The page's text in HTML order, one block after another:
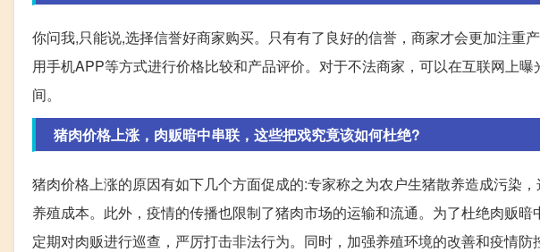
你问我,只能说,选择信誉好商家购买。只有有了良好的信誉，商家才会更加注重
用手机APP等方式进行价格比较和产品评价。对于不法商家，可以在互联网上
间。
猪肉价格上涨，肉贩暗中串联，这些把戏究竟该如何杜绝?
猪肉价格上涨的原因有如下几个方面促成的:专家称之为农户生猪散养造成污染
养殖成本。此外，疫情的传播也限制了猪肉市场的运输和流通。为了杜绝肉贩
定期对肉贩进行巡查，严厉打击非法行为。同时，加强养殖环境的改善和疫情防